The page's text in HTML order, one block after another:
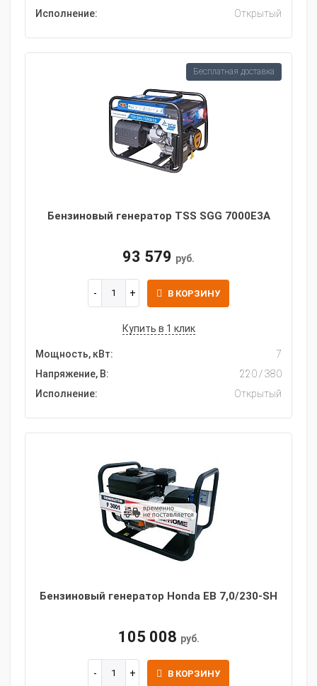
Исполнение: Открытый
Бензиновый генератор TSS SGG 7000E3A
93 579 руб.
В КОРЗИНУ
Купить в 1 клик
Мощность, кВт:
7
Напряжение, В:
220 / 380
Исполнение:
Открытый
Бесплатная доставка
Бензиновый генератор Honda EB 7,0/230-SH
105 008 руб.
В КОРЗИНУ